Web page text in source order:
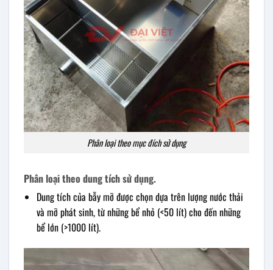
Phân loại theo mục đích sử dụng
Phân loại theo dung tích sử dụng.
Dung tích của bẫy mỡ được chọn dựa trên lượng nước thải
và mỡ phát sinh, từ những bể nhỏ (<50 lít) cho đến những
bể lớn (>1000 lít).